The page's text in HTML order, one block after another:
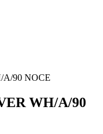
90 NOCE
WH/A/90